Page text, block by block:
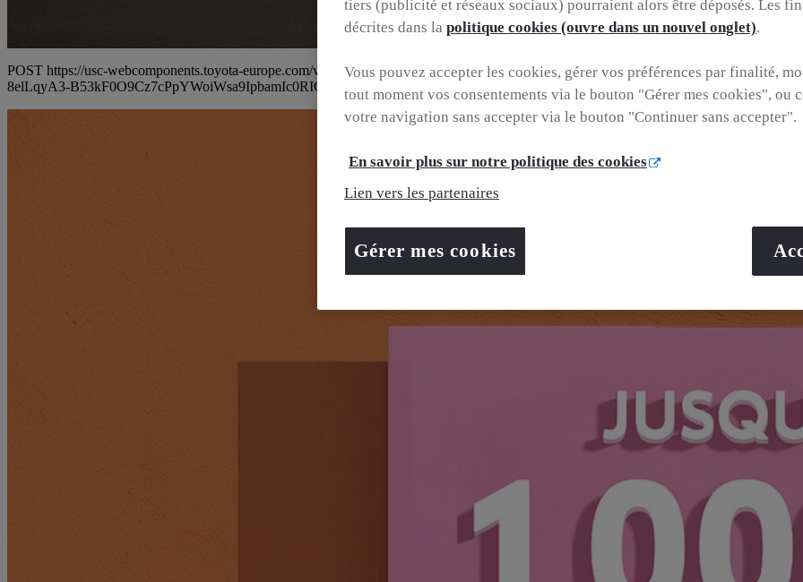
POST https://usc-webcomponents.toyota-europe.com/v1/car-filter-header/fr/
8elLqyA3-B53kF0O9Cz7cPpYWoiWsa9IpbamIc0RICS4-
tiers (publicité et réseaux sociaux) pourraient alors être déposés. Les
décrites dans la politique cookies (ouvre dans un nouvel onglet).
Vous pouvez accepter les cookies, gérer vos préférences par finalité,
tout moment vos consentements via le bouton "Gérer mes cookies", ou
votre navigation sans accepter via le bouton "Continuer sans accepter".
En savoir plus sur notre politique des cookies
Lien vers les partenaires
Gérer mes cookies